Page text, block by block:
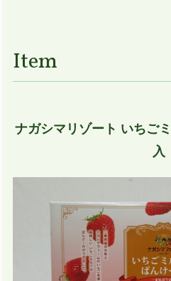
Item
ナガシマリゾート いちご
入